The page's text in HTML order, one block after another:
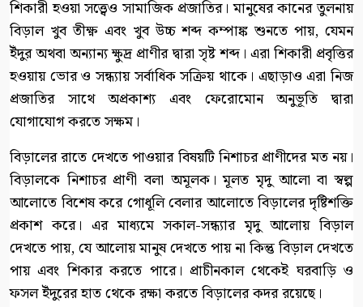
শিকারী হওয়া সত্ত্বেও সামাজিক প্রজাতির। মানুষের কানের তুলনায়
বিড়াল খুব তীক্ষ্ণ এবং খুব উচ্চ শব্দ কম্পাঙ্ক শুনতে পায়, যেমন
ইঁদুর অথবা অন্যান্য ক্ষুদ্র প্রাণীর দ্বারা সৃষ্ট শব্দ। এরা শিকারী প্রবৃত্তির
হওয়ায় ভোর ও সন্ধ্যায় সর্বাধিক সক্রিয় থাকে। এছাড়াও এরা নিজ
প্রজাতির সাথে অপ্রকাশ্য এবং ফেরোমোন অনুভূতি দ্বারা
যোগাযোগ করতে সক্ষম।
বিড়ালের রাতে দেখতে পাওয়ার বিষয়টি নিশাচর প্রাণীদের মত নয়।
বিড়ালকে নিশাচর প্রাণী বলা অমূলক। মূলত মৃদু আলো বা স্বল্প
আলোতে বিশেষ করে গোধূলি বেলার আলোতে বিড়ালের দৃষ্টিশক্তি
প্রকাশ করে। এর মাধ্যমে সকাল-সন্ধ্যার মৃদু আলোয় বিড়াল
দেখতে পায়, যে আলোয় মানুষ দেখতে পায় না কিন্তু বিড়াল দেখতে
পায় এবং শিকার করতে পারে। প্রাচীনকাল থেকেই ঘরবাড়ি ও
ফসল ইঁদুরের হাত থেকে রক্ষা করতে বিড়ালের কদর রয়েছে।